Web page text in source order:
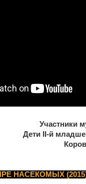
Участники
Дети II-й
НАСЕКОМЫХ